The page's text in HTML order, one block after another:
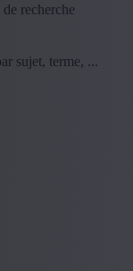
recherche
sujet, terme, ...